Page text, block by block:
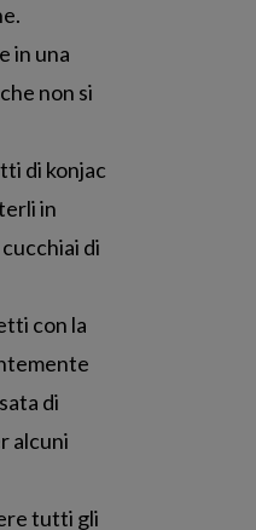
in una
non si
di konjac
in
di
con la
di
alcuni
tutti gli